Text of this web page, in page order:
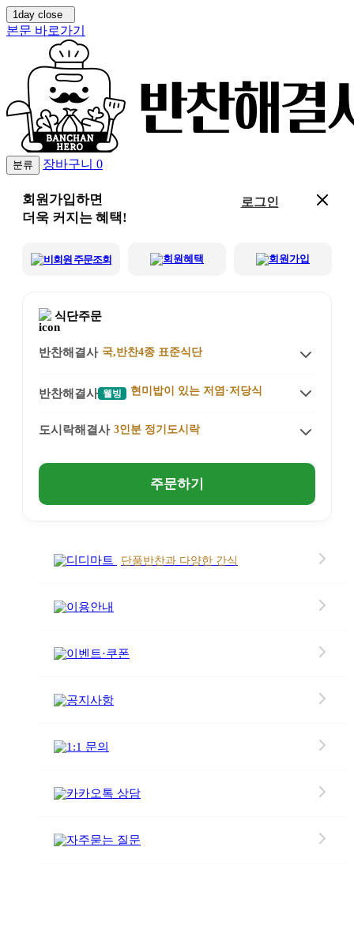
1day close
본문 바로가기
분류 장바구니 0
회원가입하면
더욱 커지는 혜택!
로그인
비회원 주문조회 회원혜택 회원가입
식단주문
반찬해결사 국,반찬4종 표준식단
상품소개
반찬해결사 웰빙 현미밥이 있는 저염·저당식
상품소개
도시락해결사 3인분 정기도시락
상품소개
주문하기
디디마트 단품반찬과 다양한 간식
이용안내
이벤트·쿠폰
공지사항
1:1 문의
카카오톡 상담
자주묻는 질문